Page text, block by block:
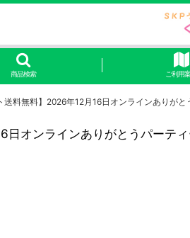
商品検索 ご利用
送料無料】2026年12月16日オンラインありがと
日オンラインありがとうパーテ